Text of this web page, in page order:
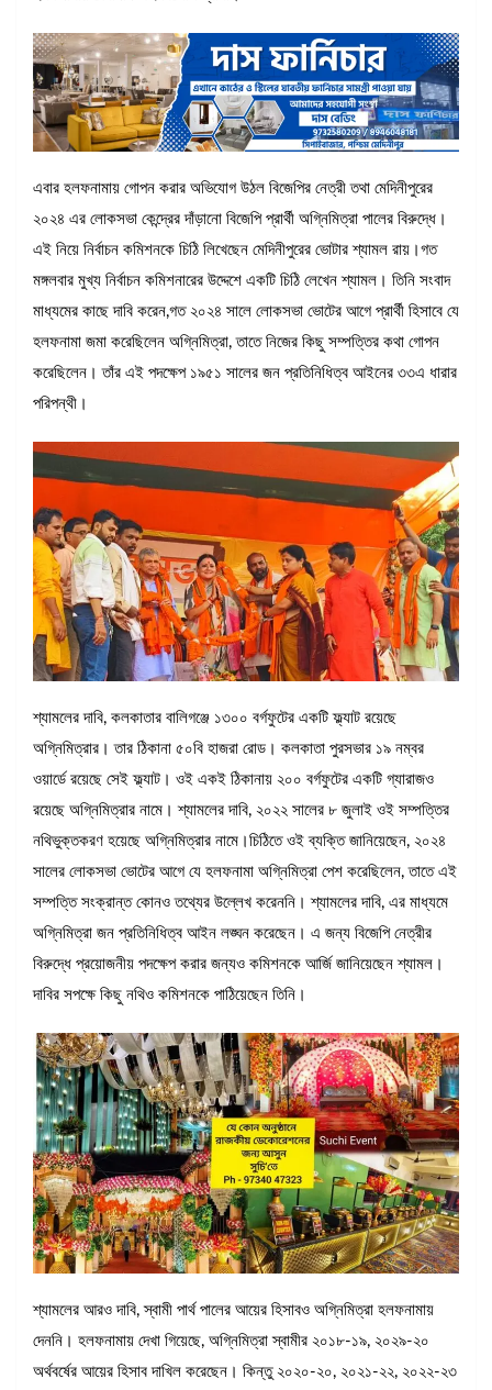
এবার হলফনামায় গোপন করার অভিযোগ উঠল বিজেপির নেত্রী তথা মেদিনীপুরের
২০২৪ এর লোকসভা কেন্দ্রের দাঁড়ানো বিজেপি প্রার্থী অগ্নিমিত্রা পালের বিরুদ্ধে।
এই নিয়ে নির্বাচন কমিশনকে চিঠি লিখেছেন মেদিনীপুরের ভোটার শ্যামল রায়।গত
মঙ্গলবার মুখ্য নির্বাচন কমিশনারের উদ্দেশে একটি চিঠি লেখেন শ্যামল। তিনি সংবাদ
মাধ্যমের কাছে দাবি করেন,গত ২০২৪ সালে লোকসভা ভোটের আগে প্রার্থী হিসাবে যে
হলফনামা জমা করেছিলেন অগ্নিমিত্রা, তাতে নিজের কিছু সম্পত্তির কথা গোপন
করেছিলেন। তাঁর এই পদক্ষেপ ১৯৫১ সালের জন প্রতিনিধিত্ব আইনের ৩৩এ ধারার
পরিপন্থী।
শ্যামলের দাবি, কলকাতার বালিগঞ্জে ১৩০০ বর্গফুটের একটি ফ্ল্যাট রয়েছে
অগ্নিমিত্রার। তার ঠিকানা ৫০বি হাজরা রোড। কলকাতা পুরসভার ১৯ নম্বর
ওয়ার্ডে রয়েছে সেই ফ্ল্যাট। ওই একই ঠিকানায় ২০০ বর্গফুটের একটি গ্যারাজও
রয়েছে অগ্নিমিত্রার নামে। শ্যামলের দাবি, ২০২২ সালের ৮ জুলাই ওই সম্পত্তির
নথিভুক্তকরণ হয়েছে অগ্নিমিত্রার নামে।চিঠিতে ওই ব্যক্তি জানিয়েছেন, ২০২৪
সালের লোকসভা ভোটের আগে যে হলফনামা অগ্নিমিত্রা পেশ করেছিলেন, তাতে এই
সম্পত্তি সংক্রান্ত কোনও তথ্যের উল্লেখ করেননি। শ্যামলের দাবি, এর মাধ্যমে
অগ্নিমিত্রা জন প্রতিনিধিত্ব আইন লঙ্ঘন করেছেন। এ জন্য বিজেপি নেত্রীর
বিরুদ্ধে প্রয়োজনীয় পদক্ষেপ করার জন্যও কমিশনকে আর্জি জানিয়েছেন শ্যামল।
দাবির সপক্ষে কিছু নথিও কমিশনকে পাঠিয়েছেন তিনি।
শ্যামলের আরও দাবি, স্বামী পার্থ পালের আয়ের হিসাবও অগ্নিমিত্রা হলফনামায়
দেননি। হলফনামায় দেখা গিয়েছে, অগ্নিমিত্রা স্বামীর ২০১৮-১৯, ২০২৯-২০
অর্থবর্ষের আয়ের হিসাব দাখিল করেছেন। কিন্তু ২০২০-২০, ২০২১-২২, ২০২২-২৩